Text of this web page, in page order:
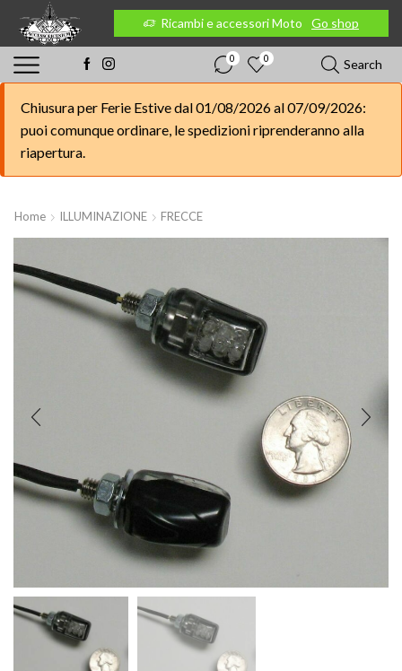
Go shop Ricambi e accessori Moto Go shop
0 0 Search
Chiusura per Ferie Estive dal 01/08/2026 al 07/09/2026:
puoi comunque ordinare, le spedizioni riprenderanno alla
riapertura.
Home ILLUMINAZIONE FRECCE